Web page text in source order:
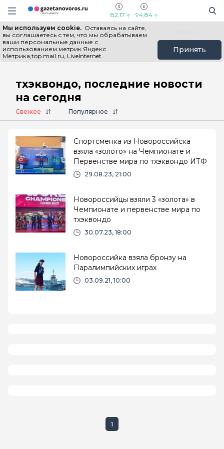
Информационный портал "ГазетаНоворос.ру"
Навигация сайта
82,17 94,84
Мы используем cookie. Оставаясь на сайте,
вы соглашаетесь с тем, что мы обрабатываем
ваши персональные данные с
использованием метрик Яндекс
Метрика,top.mail.ru, LiveInternet.
Принять
Все новости Новости России
Главная # тхэквондо
тхэквондо, последние новости
на сегодня
Свежее Популярное
Спортсменка из Новороссийска
взяла «золото» на Чемпионате и
Первенстве мира по тхэквондо ИТФ
29.08.23, 21:00
Новороссийцы взяли 3 «золота» в
Чемпионате и первенстве мира по
тхэквондо
30.07.23, 18:00
Новороссийка взяла бронзу на
Паралимпийских играх
03.09.21, 10:00
1